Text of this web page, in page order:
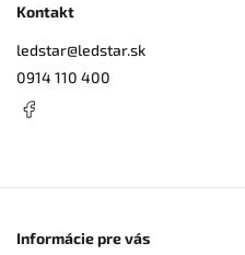
Kontakt
ledstar@ledstar.sk
0914 110 400
Informácie pre vás